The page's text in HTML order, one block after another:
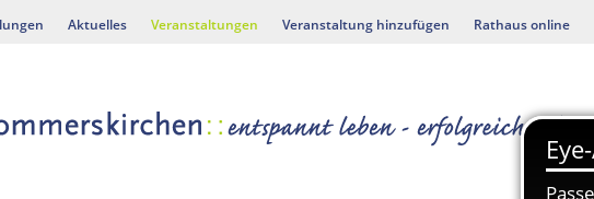
Aktuelles Veranstaltungen Veranstaltung hinzufügen Rathaus online